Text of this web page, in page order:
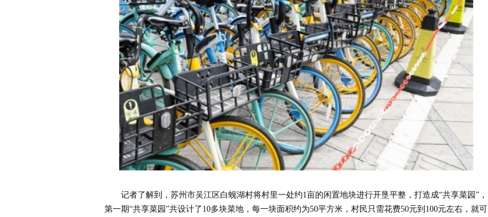
记者了解到，苏州市吴江区白蚬湖村将村里一处约1亩的闲置地块进行开垦平整，打造成“共享菜园”，
第一期“共享菜园”共设计了10多块菜地，每一块面积约为50平方米，村民只需花费50元到100元左右，就可